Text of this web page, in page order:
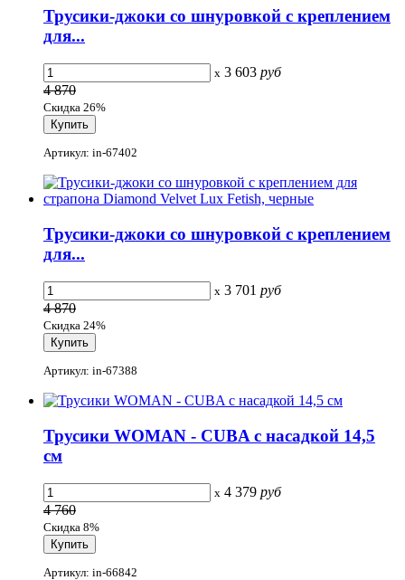
Трусики-джоки со шнуровкой с креплением
для...
x 3 603 руб
4 870
Скидка 26%
Артикул: in-67402
Трусики-джоки со шнуровкой с креплением
для...
x 3 701 руб
4 870
Скидка 24%
Артикул: in-67388
Трусики WOMAN - CUBA с насадкой 14,5
см
x 4 379 руб
4 760
Скидка 8%
Артикул: in-66842